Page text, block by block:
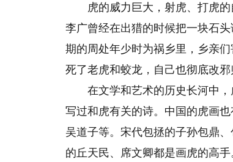
虎的威力巨大，射虎、打虎
李广曾经在出猎的时候把一块石
期的周处年少时为祸乡里，乡亲
死了老虎和蛟龙，自己也彻底改邪
在文学和艺术的历史长河中
写过和虎有关的诗。中国的虎画
吴道子等。宋代包拯的子孙包鼎
的丘天民、席文卿都是画虎的高